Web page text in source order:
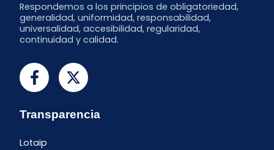
Respondemos a los principios de obligatoriedad,
generalidad, uniformidad, responsabilidad,
universalidad, accesibilidad, regularidad,
continuidad y calidad.
Transparencia
Lotaip